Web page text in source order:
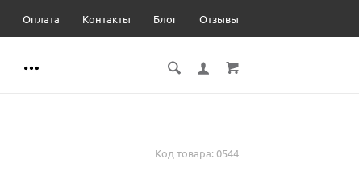
Оплата Контакты Блог Отзывы
Код товара: 0544